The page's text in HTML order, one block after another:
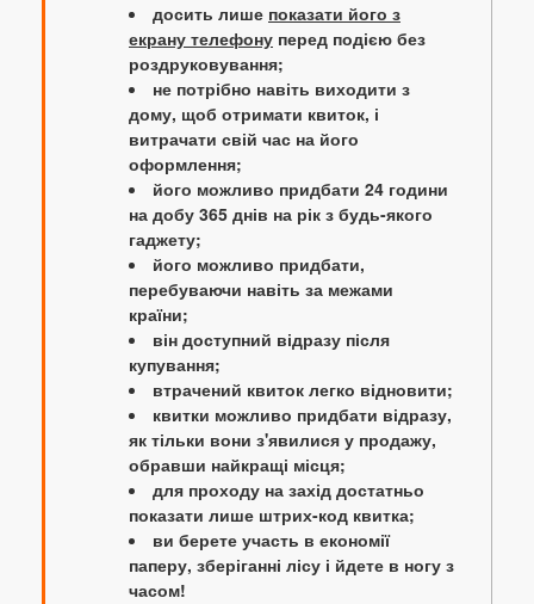
досить лише показати його з
екрану телефону перед подією без
роздруковування;
не потрібно навіть виходити з
дому, щоб отримати квиток, і
витрачати свій час на його
оформлення;
його можливо придбати 24 години
на добу 365 днів на рік з будь-якого
гаджету;
його можливо придбати,
перебуваючи навіть за межами
країни;
він доступний відразу після
купування;
втрачений квиток легко відновити;
квитки можливо придбати відразу,
як тільки вони з'явилися у продажу,
обравши найкращі місця;
для проходу на захід достатньо
показати лише штрих-код квитка;
ви берете участь в економії
паперу, зберіганні лісу і йдете в ногу з
часом!